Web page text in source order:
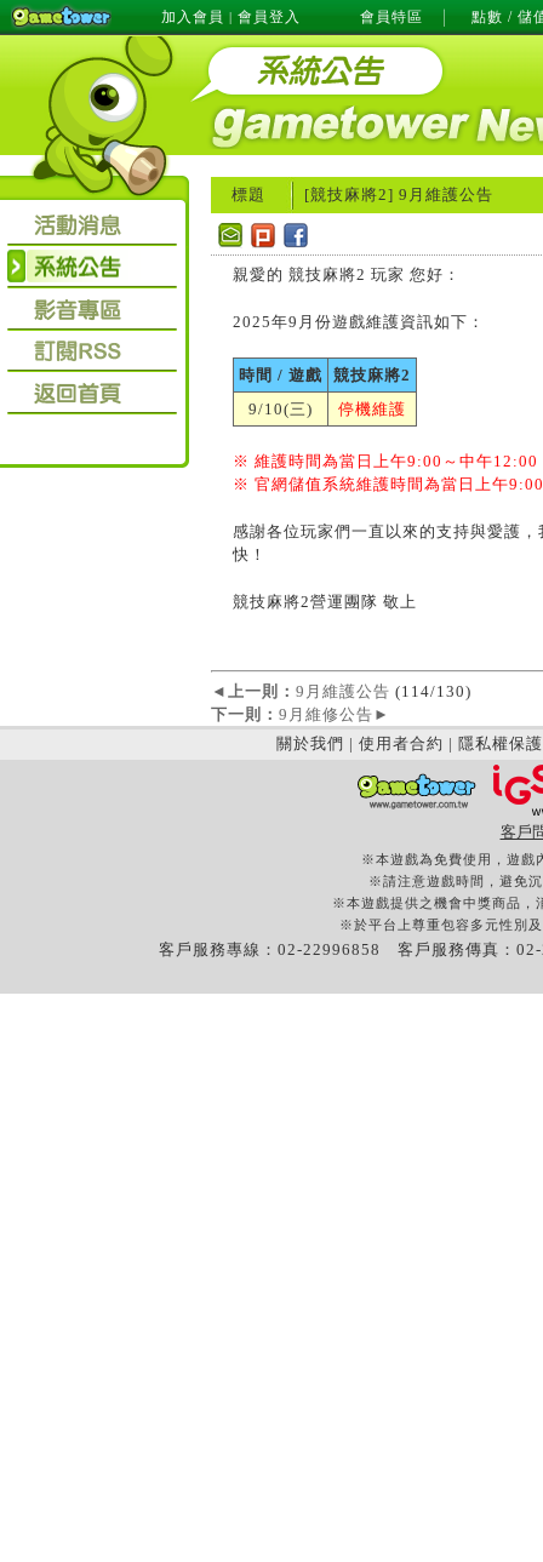
加入會員 | 會員登入 會員特區 點數 / 儲
標題 [競技麻將2] 9月維護公告
親愛的 競技麻將2 玩家 您好：
2025年9月份遊戲維護資訊如下：
時間 / 遊戲
競技麻將2
9/10(三)
停機維護
※ 維護時間為當日上午9:00～中午12:00
※ 官網儲值系統維護時間為當日上午
感謝各位玩家們一直以來的支持與愛護
快！
競技麻將2營運團隊 敬上
◄ 上一則： 9月維護公告 (114/130)
下一則： 9月維修公告 ►
關於我們 | 使用者合約 | 隱私權保護
客戶
※本遊戲為免費使用，遊戲
※請注意遊戲時間，避免
※本遊戲提供之機會中獎商品，
※於平台上尊重包容多元性別
客戶服務專線：02-22996858 客戶服務傳真：